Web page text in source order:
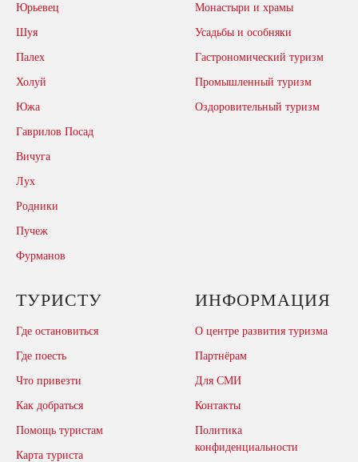
Юрьевец
Шуя
Палех
Холуй
Южа
Гаврилов Посад
Вичуга
Лух
Родники
Пучеж
Фурманов
Монастыри и храмы
Усадьбы и особняки
Гастрономический туризм
Промышленный туризм
Оздоровительный туризм
ТУРИСТУ
Где остановиться
Где поесть
Что привезти
Как добраться
Помощь туристам
Карта туриста
ИНФОРМАЦИЯ
О центре развития туризма
Партнёрам
Для СМИ
Контакты
Политика
конфиденциальности